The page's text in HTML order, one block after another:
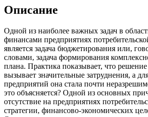
Описание
Одной из наиболее важных задач в
финансами предприятиях
является задача бюджетирования или,
словами, задача формирования
плана. Практика показывает, что решение
вызывает значительные затруднения, а
предприятий она стала почти
это объясняется? Одной из основных
отсутствие на предприятиях
стратегии, финансово-экономических